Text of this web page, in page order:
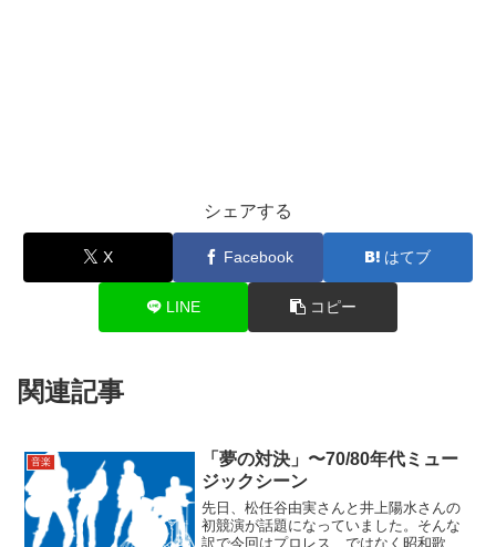
シェアする
X Facebook はてブ
LINE コピー
関連記事
音楽
「夢の対決」〜70/80年代ミュー
ジックシーン
先日、松任谷由実さんと井上陽水さんの
初競演が話題になっていました。そんな
訳で今回はプロレス…ではなく昭和歌謡